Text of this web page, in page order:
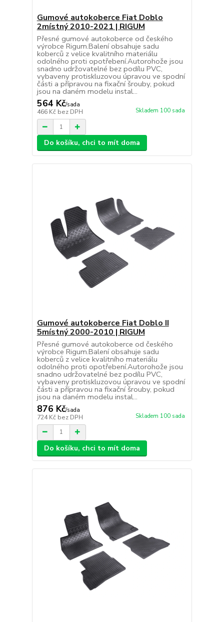
Gumové autokoberce Fiat Doblo
2místný 2010-2021 | RIGUM
Přesné gumové autokoberce od českého
výrobce Rigum.Balení obsahuje sadu
koberců z velice kvalitního materiálu
odolného proti opotřebení.Autorohože jsou
snadno udržovatelné bez podílu PVC,
vybaveny protiskluzovou úpravou ve spodní
části a přípravou na fixační šrouby, pokud
jsou na daném modelu instal...
564 Kč/sada
466 Kč bez DPH Skladem 100 sada
Do košíku, chci to mít doma
Gumové autokoberce Fiat Doblo II
5místný 2000-2010 | RIGUM
Přesné gumové autokoberce od českého
výrobce Rigum.Balení obsahuje sadu
koberců z velice kvalitního materiálu
odolného proti opotřebení.Autorohože jsou
snadno udržovatelné bez podílu PVC,
vybaveny protiskluzovou úpravou ve spodní
části a přípravou na fixační šrouby, pokud
jsou na daném modelu instal...
876 Kč/sada
724 Kč bez DPH Skladem 100 sada
Do košíku, chci to mít doma